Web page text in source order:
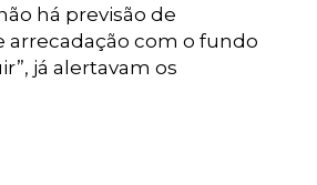
há previsão de
arrecadação com o fundo
já alertavam os